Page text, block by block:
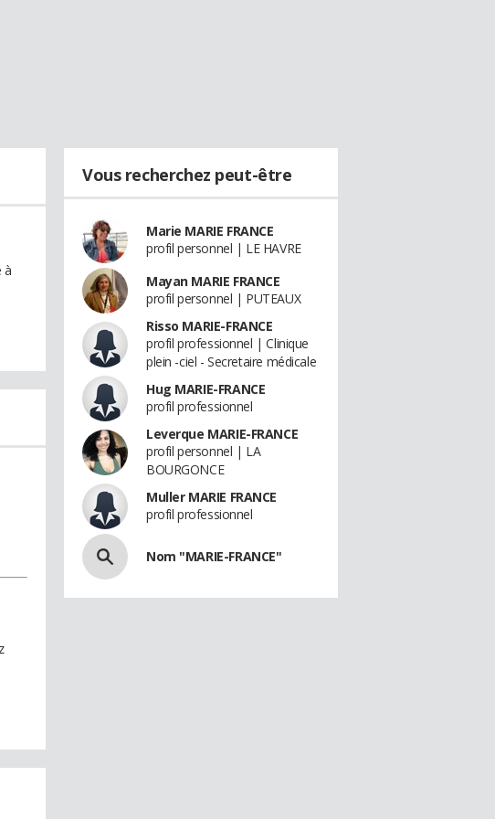
à
Vous recherchez peut-être
Marie MARIE FRANCE
profil personnel | LE HAVRE
Mayan MARIE FRANCE
profil personnel | PUTEAUX
Risso MARIE-FRANCE
profil professionnel | Clinique
plein -ciel - Secretaire médicale
Hug MARIE-FRANCE
profil professionnel
Leverque MARIE-FRANCE
profil personnel | LA
BOURGONCE
Muller MARIE FRANCE
profil professionnel
Nom "MARIE-FRANCE"